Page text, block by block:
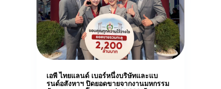
เอพี ไทยแลนด์ เบอร์หนึ่งบริษัทและแบ
รนด์อสังหาฯ ปิดยอดขายจากงานมหกรรม